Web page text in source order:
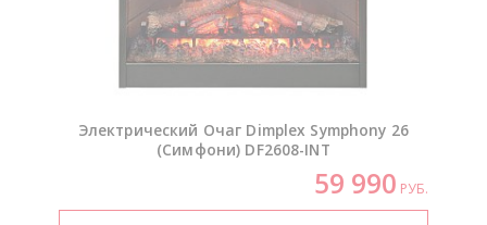
Электрический Очаг Dimplex Symphony 26
(Симфони) DF2608-INT
59 990 РУБ.